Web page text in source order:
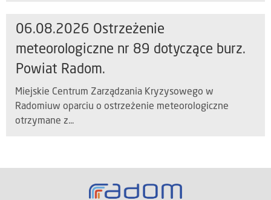
06.08.2026 Ostrzeżenie
meteorologiczne nr 89 dotyczące burz.
Powiat Radom.
Miejskie Centrum Zarządzania Kryzysowego w
Radomiuw oparciu o ostrzeżenie meteorologiczne
otrzymane z...